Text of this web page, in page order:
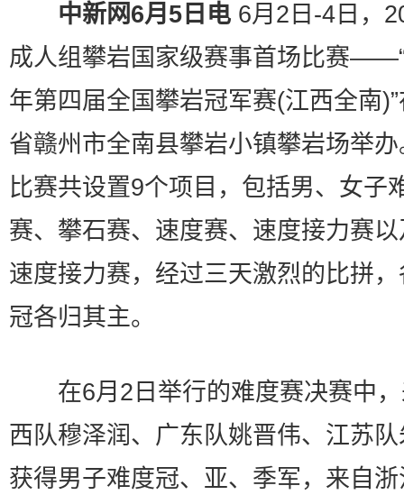
中新网6月5日电 6月2日-4日，
成人组攀岩国家级赛事首场比赛
年第四届全国攀岩冠军赛(江西全南
省赣州市全南县攀岩小镇攀岩场举
比赛共设置9个项目，包括男、女子
赛、攀石赛、速度赛、速度接力赛
速度接力赛，经过三天激烈的比拼
冠各归其主。
在6月2日举行的难度赛决赛中，
西队穆泽润、广东队姚晋伟、江苏
获得男子难度冠、亚、季军，来自